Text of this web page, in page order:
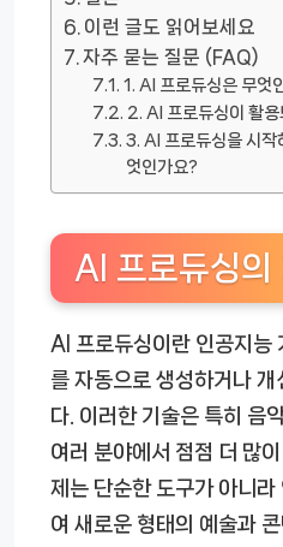
이런 글도 읽어보세요
자주 묻는 질문 (FAQ)
1. AI 프로듀싱은 무엇
2. AI 프로듀싱이 활
3. AI 프로듀싱을 시작
엇인가요?
AI 프로듀싱의
AI 프로듀싱이란 인공지능
를 자동으로 생성하거나 개
다. 이러한 기술은 특히 음
여러 분야에서 점점 더 많
제는 단순한 도구가 아니
여 새로운 형태의 예술과